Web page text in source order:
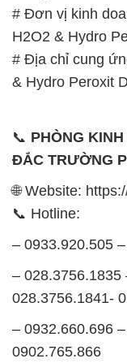
# Đơn vị kinh
H2O2 & Hydro
# Địa chỉ cung
& Hydro Peroxit
📞 PHÒNG
ĐẮC TRƯỜNG
🌐 Website:
📞 Hotline:
– 0933.920.505
– 028.3756.1835
028.3756.1841-
– 0932.660.696
0902.765.866